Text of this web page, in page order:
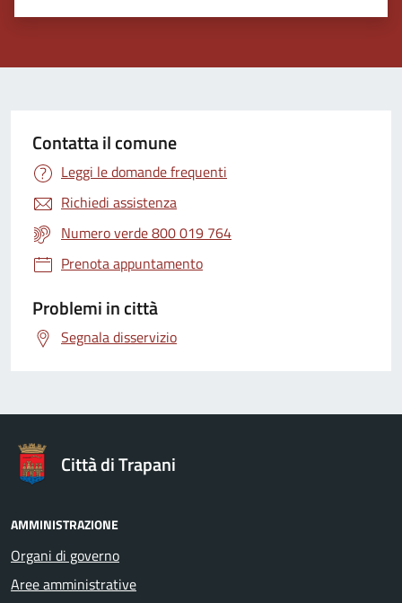
Contatta il comune
Leggi le domande frequenti
Richiedi assistenza
Numero verde 800 019 764
Prenota appuntamento
Problemi in città
Segnala disservizio
Città di Trapani
AMMINISTRAZIONE
Organi di governo
Aree amministrative